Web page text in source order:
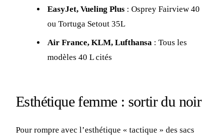
EasyJet, Vueling Plus : Osprey Fairview 40
ou Tortuga Setout 35L
Air France, KLM, Lufthansa : Tous les
modèles 40 L cités
Esthétique femme : sortir du noir
Pour rompre avec l’esthétique « tactique » des sacs